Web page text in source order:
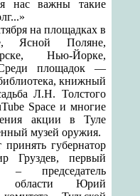
нас важны такие
на площадках в
Ясной Поляне,
Нью-Йорке,
площадок —
книжный
Л.Н. Толстого
Space и многие
акции в Туле
музей оружия.
губернатор
Груздев, первый
– председатель
области Юрий